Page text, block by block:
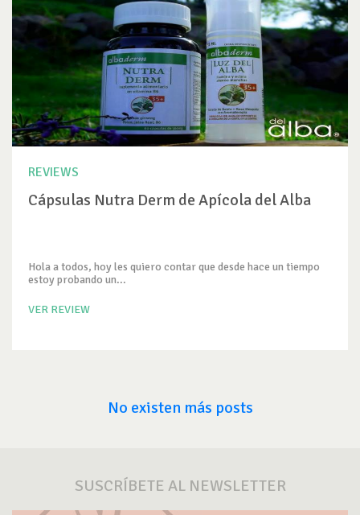
REVIEWS
Cápsulas Nutra Derm de Apícola del Alba
Hola a todos, hoy les quiero contar que desde hace un tiempo
estoy probando un...
VER REVIEW
No existen más posts
SUSCRÍBETE AL NEWSLETTER